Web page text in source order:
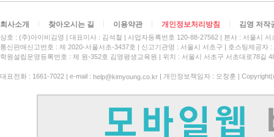
회사소개 찾아오시는 길 이용약관 개인정보처리방침 김영 저작
상호 : (주)아이비김영 대표이사 : 김석철 사업자등록번호 120-88-27562
본사 : 서울시
통신판매신고번호 : 제 2020-서울서초-3437호
신고기관명 : 서울시 서초구
호스팅제공자
학원설립운영등록번호 : 제 원-352호 김영평생교육원 | 위치 : 서울시 서초구 서초대로78길
대표전화 : 1661-7022 | e-mail : help@kimyoung.co.kr | 개인정보책임자 : 오창훈 |